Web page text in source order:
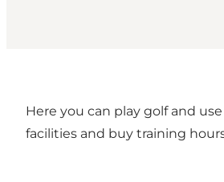
Here you can play golf and
facilities and buy training